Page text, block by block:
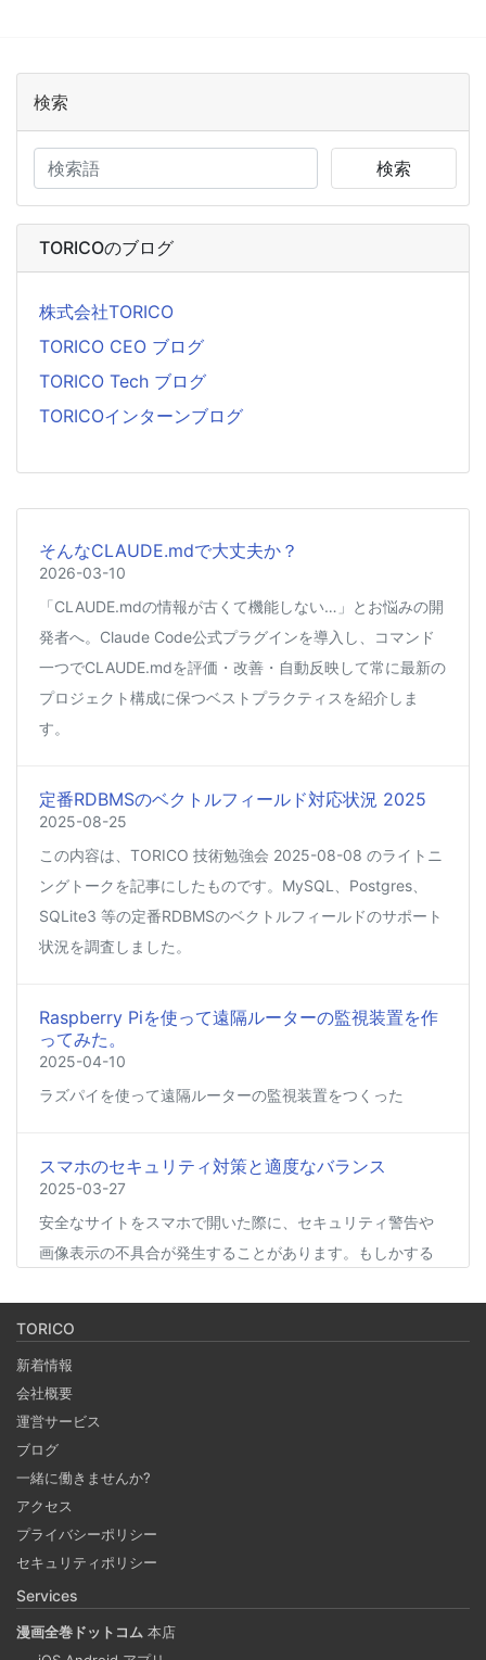
検索
検索
TORICOのブログ
株式会社TORICO
TORICO CEO ブログ
TORICO Tech ブログ
TORICOインターンブログ
そんなCLAUDE.mdで大丈夫か？
2026-03-10
「CLAUDE.mdの情報が古くて機能しない…」とお悩みの開
発者へ。Claude Code公式プラグインを導入し、コマンド
一つでCLAUDE.mdを評価・改善・自動反映して常に最新の
プロジェクト構成に保つベストプラクティスを紹介しま
す。
定番RDBMSのベクトルフィールド対応状況 2025
2025-08-25
この内容は、TORICO 技術勉強会 2025-08-08 のライトニ
ングトークを記事にしたものです。MySQL、Postgres、
SQLite3 等の定番RDBMSのベクトルフィールドのサポート
状況を調査しました。
Raspberry Piを使って遠隔ルーターの監視装置を作
ってみた。
2025-04-10
ラズパイを使って遠隔ルーターの監視装置をつくった
スマホのセキュリティ対策と適度なバランス
2025-03-27
安全なサイトをスマホで開いた際に、セキュリティ警告や
画像表示の不具合が発生することがあります。もしかする
ィ対策とその影響について簡単にご紹介します。
Coima + Rosetta 2 で、Apple Silicon 上で x86_64
の Docker イメージをビルドする (Docker desktop
やめる)
2025-03-24
Docker Desktop を使わずに、Mac で x86 の Docker イメ
ージのビルドをする手順を書いています。Colima と
Rosetta2 を使って、クロスアーキテクチャーでビルドする
方法です。Lima, QEmu, nerdctl の実例も記載しています。
TORICO
新着情報
会社概要
運営サービス
ブログ
一緒に働きませんか?
アクセス
プライバシーポリシー
セキュリティポリシー
Services
漫画全巻ドットコム 本店